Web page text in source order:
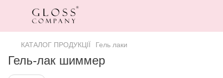
КАТАЛОГ ПРОДУКЦІЇ Гель лаки
Гель-лак шиммер